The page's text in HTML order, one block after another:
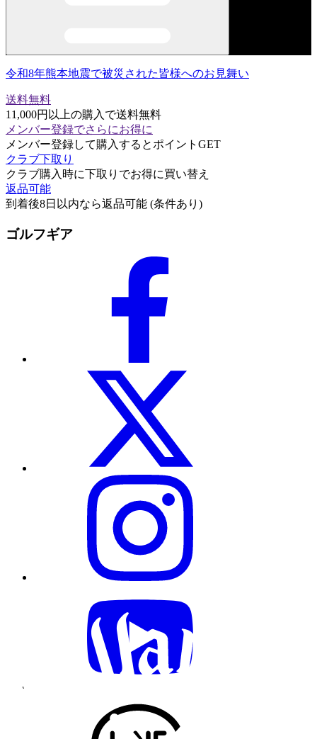
令和8年熊本地震で被災された皆様へのお見舞い
送料無料
11,000円以上の購入で送料無料
メンバー登録でさらにお得に
メンバー登録して購入するとポイントGET
クラブ下取り
クラブ購入時に下取りでお得に買い替え
返品可能
到着後8日以内なら返品可能 (条件あり)
ゴルフギア